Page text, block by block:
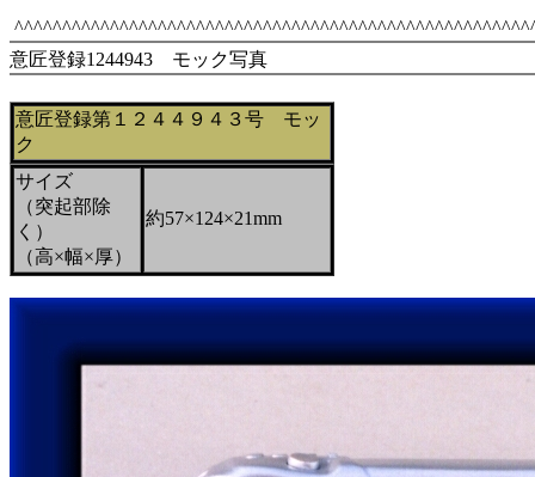
意匠登録1244943 モック写真
意匠登録第１２４４９４３号 モッ
ク
サイズ
（突起部除
く）
（高×幅×厚）
約57×124×21mm